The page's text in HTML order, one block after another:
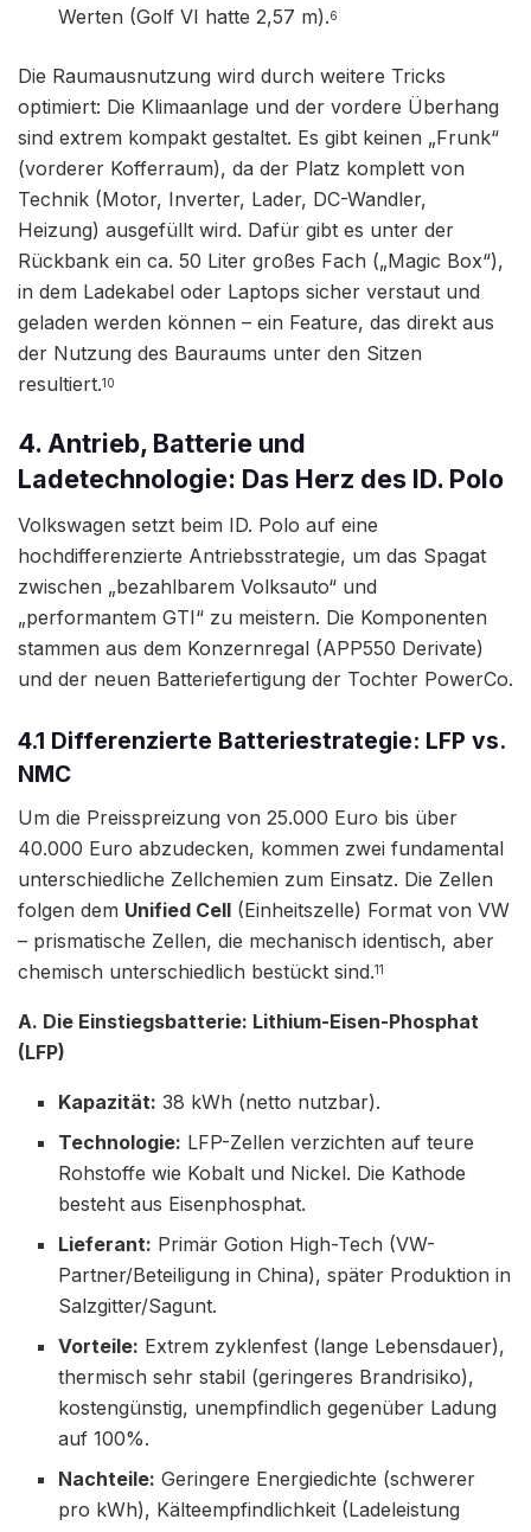
Werten (Golf VI hatte 2,57 m).6
Die Raumausnutzung wird durch weitere Tricks
optimiert: Die Klimaanlage und der vordere Überhang
sind extrem kompakt gestaltet. Es gibt keinen „Frunk“
(vorderer Kofferraum), da der Platz komplett von
Technik (Motor, Inverter, Lader, DC-Wandler,
Heizung) ausgefüllt wird. Dafür gibt es unter der
Rückbank ein ca. 50 Liter großes Fach („Magic Box“),
in dem Ladekabel oder Laptops sicher verstaut und
geladen werden können – ein Feature, das direkt aus
der Nutzung des Bauraums unter den Sitzen
resultiert.10
4. Antrieb, Batterie und
Ladetechnologie: Das Herz des ID. Polo
Volkswagen setzt beim ID. Polo auf eine
hochdifferenzierte Antriebsstrategie, um das Spagat
zwischen „bezahlbarem Volksauto“ und
„performantem GTI“ zu meistern. Die Komponenten
stammen aus dem Konzernregal (APP550 Derivate)
und der neuen Batteriefertigung der Tochter PowerCo.
4.1 Differenzierte Batteriestrategie: LFP vs.
NMC
Um die Preisspreizung von 25.000 Euro bis über
40.000 Euro abzudecken, kommen zwei fundamental
unterschiedliche Zellchemien zum Einsatz. Die Zellen
folgen dem Unified Cell (Einheitszelle) Format von VW
– prismatische Zellen, die mechanisch identisch, aber
chemisch unterschiedlich bestückt sind.11
A. Die Einstiegsbatterie: Lithium-Eisen-Phosphat
(LFP)
Kapazität: 38 kWh (netto nutzbar).
Technologie: LFP-Zellen verzichten auf teure
Rohstoffe wie Kobalt und Nickel. Die Kathode
besteht aus Eisenphosphat.
Lieferant: Primär Gotion High-Tech (VW-
Partner/Beteiligung in China), später Produktion in
Salzgitter/Sagunt.
Vorteile: Extrem zyklenfest (lange Lebensdauer),
thermisch sehr stabil (geringeres Brandrisiko),
kostengünstig, unempfindlich gegenüber Ladung
auf 100%.
Nachteile: Geringere Energiedichte (schwerer
pro kWh), Kälteempfindlichkeit (Ladeleistung